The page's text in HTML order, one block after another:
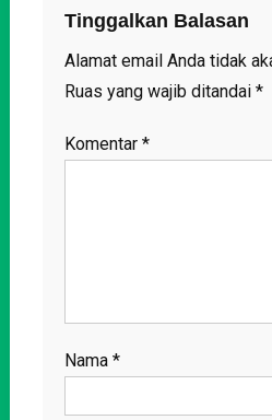
Tinggalkan Balasan
Alamat email Anda tidak
Ruas yang wajib ditandai *
Komentar *
Nama *